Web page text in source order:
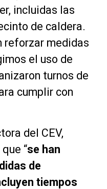
incluidas las
de caldera.
reforzar medidas
el uso de
turnos de
cumplir con
del CEV,
“se han
de
tiempos